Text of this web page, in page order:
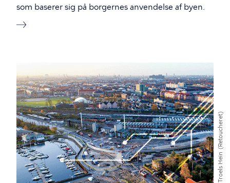
som baserer sig på borgernes anvendelse af byen.
Troels Hein
(Retoucheret)